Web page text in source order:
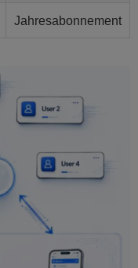
Jahresabonnement